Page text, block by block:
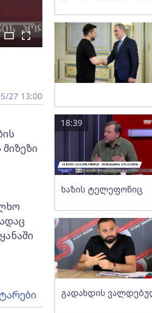
27 13:00
ხაზის ტელეფონიც
18:39
გადახდის